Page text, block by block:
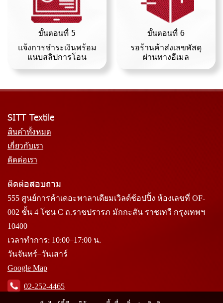
ขั้นตอนที่ 5
แจ้งการชำระเงินพร้อม
แนบสลิปการโอน
ขั้นตอนที่ 6
รอร้านค้าส่งเลขพัสดุ
ผ่านทางอีเมล
SITT Textile
สินค้าทั้งหมด
เกี่ยวกับเรา
ติดต่อเรา
ติดต่อสอบถาม
555 ศูนย์การค้าเดอะพาลาเดียมเวิลด์ช้อปปิ้ง ห้องเลขที่ OF-
002 ชั้น 4 โซน C ถ.ราชปรารภ มักกะสัน ราชเทวี กรุงเทพฯ
10400
เวลาทำการ: 10:00–17:00 น.
วันจันทร์–วันเสาร์
Google Map
02-252-4465